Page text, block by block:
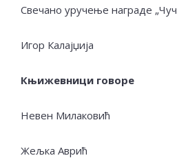
Свечано уручење награде
Игор Калајџија
Књижевници говоре
Невен Милаковић
Жељка Аврић